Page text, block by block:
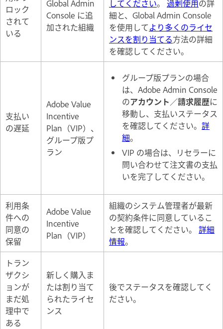
ロック
されて
いる
Global Admin
Console に追
加された組織
してください。 過剰使用の詳
細と、Global Admin Console
を使用してより多くのライセ
ンスを割り当てる方法の詳細
を確認してください。
支払い
の遅延
Adobe Value
Incentive
Plan（VIP）、
グループ版プ
ラン
グループ版プランの場合
は、Adobe Admin Console
のアカウント ／請求履歴に
移動し、支払いステータス
を確認してください。 詳
細。
VIP の場合は、リセラーに
問い合わせて注文書の支払
いを完了してください。
利用条
件への
同意の
保留
Adobe Value
Incentive
Plan（VIP）
組織のシステム管理者が最新
の契約条件に同意しているこ
とを確認してください。 詳細
情報。
トラン
ザクシ
ョンが
まだ処
理中で
ある
新しく購入ま
たは割り当て
られたライセ
ンス
後でステータスを確認してく
ださい。